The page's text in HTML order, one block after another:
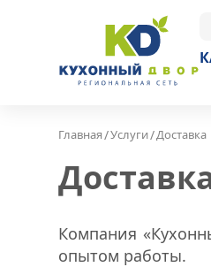
Главная/Услуги/Доставка
Компания
опытом работы.